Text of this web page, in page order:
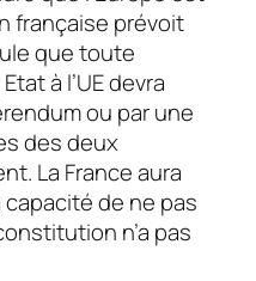
française prévoit
que toute
à l’UE devra
ou par une
des deux
La France aura
de ne pas
n’a pas